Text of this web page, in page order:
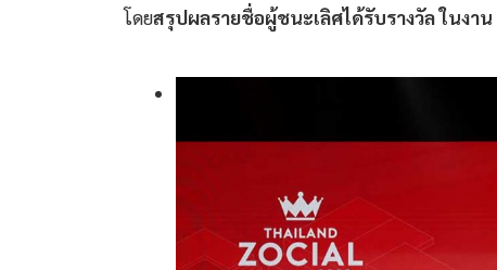
โดยสรุปผลรายชื่อผู้ชนะเลิศได้รับรางวัล ในงาน